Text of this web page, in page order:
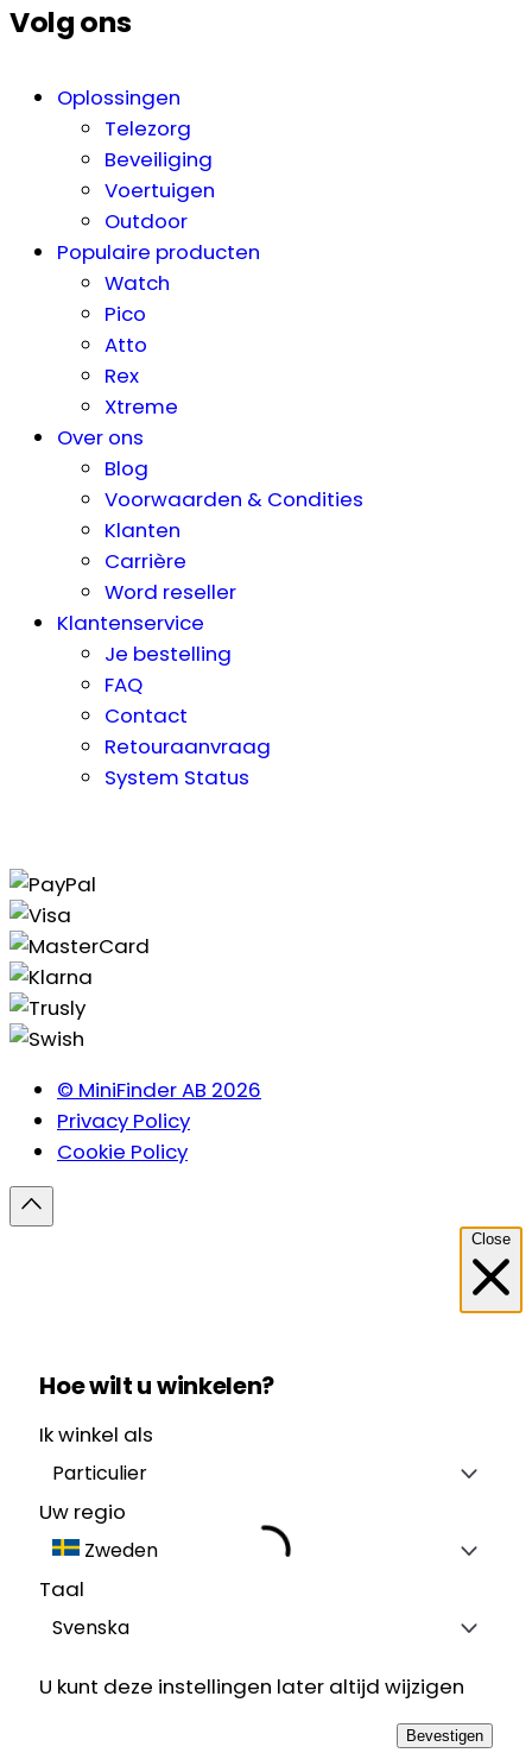
Volg ons
Oplossingen
Telezorg
Beveiliging
Voertuigen
Outdoor
Populaire producten
Watch
Pico
Atto
Rex
Xtreme
Over ons
Blog
Voorwaarden & Condities
Klanten
Carrière
Word reseller
Klantenservice
Je bestelling
FAQ
Contact
Retouraanvraag
System Status
© MiniFinder AB 2026
Privacy Policy
Cookie Policy
Close
Hoe wilt u winkelen?
Ik winkel als
Particulier
Uw regio
Zweden
Taal
Svenska
U kunt deze instellingen later altijd wijzigen
Bevestigen